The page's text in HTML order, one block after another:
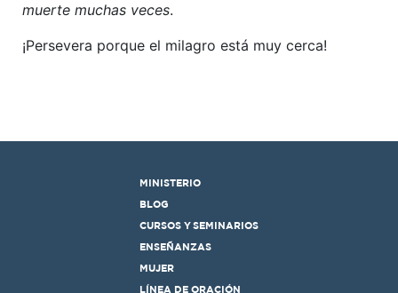
muerte muchas veces.
¡Persevera porque el milagro está muy cerca!
MINISTERIO
BLOG
CURSOS Y SEMINARIOS
ENSEÑANZAS
MUJER
LÍNEA DE ORACIÓN